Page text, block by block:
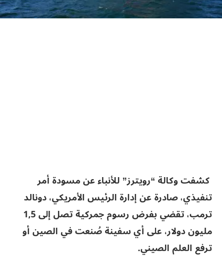
كشفت وكالة “رويترز” للأنباء عنمسودة أمر
تنفيذي، صادرة عن إدارة الرئيس الأمريكي، دونالد
ترمب،تقضي بفرض
رسوم جمركية تصل إلى 1,5
مليون دولار، على أي سفينة صُنعت في الصين أو
ترفع العلم الصيني.